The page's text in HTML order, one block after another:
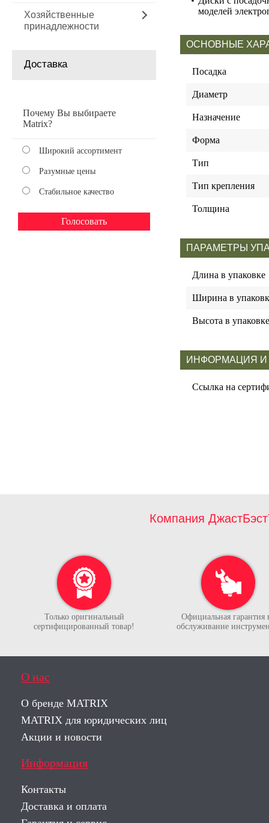
Хозяйственные
принадлежности
Доставка
Почему Вы выбираете
Matrix?
Широкий ассортимент
Разумные цены
Стабильное качество
моделей
ОСНОВНЫЕ
Посадка
Диаметр
Назначение
Форма
Тип
Тип крепления
Толщина
ПАРАМЕТРЫ
Длина в упаковке
Ширина в
Высота в упаковке
ИНФОРМАЦИЯ И
Ссылка на
Компания
Только оригинальный
сертифицированный товар!
Официальная гарантия
обслуживание
О нас
О бренде MATRIX
MATRIX для юридических лиц
Акции и новости
Информация
Контакты
Доставка и оплата